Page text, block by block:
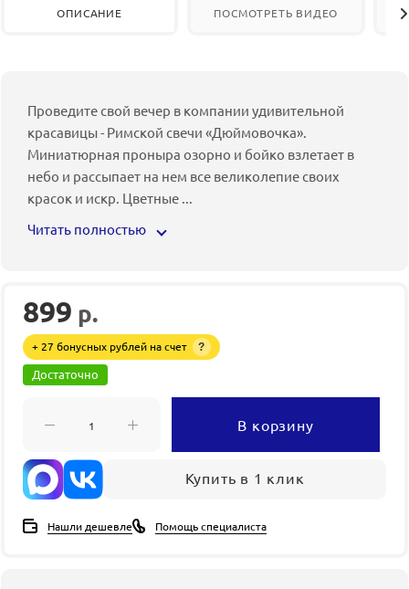
ОПИСАНИЕ ПОСМОТРЕТЬ ВИДЕО
Проведите свой вечер в компании удивительной
красавицы - Римской свечи «Дюймовочка».
Миниатюрная проныра озорно и бойко взлетает в
небо и рассыпает на нем все великолепие своих
красок и искр. Цветные ...
Читать полностью
899 р.
+ 27 бонусных рублей на счет ?
Достаточно
В корзину
Купить в 1 клик
Нашли дешевле Помощь специалиста